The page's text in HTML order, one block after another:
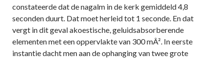
constateerde dat de nagalm in de kerk gemiddeld 4,8
seconden duurt. Dat moet herleid tot 1 seconde. En dat
vergt in dit geval akoestische, geluidsabsorberende
elementen met een oppervlakte van 300 mÂ². In eerste
instantie dacht men aan de ophanging van twee grote